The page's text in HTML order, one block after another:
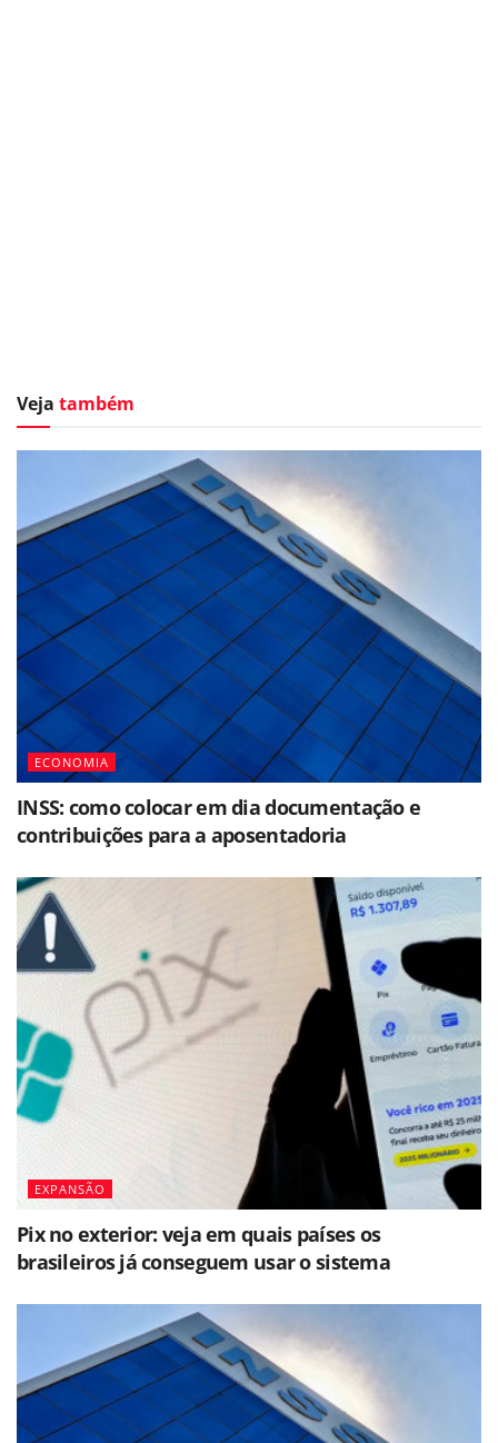
Veja também
ECONOMIA
INSS: como colocar em dia documentação e
contribuições para a aposentadoria
EXPANSÃO
Pix no exterior: veja em quais países os
brasileiros já conseguem usar o sistema